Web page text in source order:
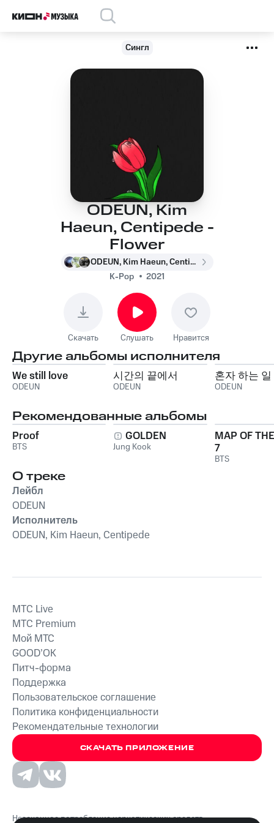
Сингл
ODEUN, Kim
Haeun, Centipede -
Flower
ODEUN, Kim Haeun, Centipede
K-Pop
2021
Скачать Слушать Нравится
Другие альбомы исполнителя
We still love
ODEUN
시간의 끝에서
ODEUN
혼자 하는 일
ODEUN
Рекомендованные альбомы
Proof
BTS
GOLDEN
Jung Kook
MAP OF
7
BTS
О треке
Лейбл
ODEUN
Исполнитель
ODEUN, Kim Haeun, Centipede
СКАЧАТЬ ПРИЛОЖЕНИЕ
MTС Live
MTС Premium
Мой МТС
GOOD’OK
Питч-форма
Поддержка
Пользовательское соглашение
Политика конфиденциальности
Рекомендательные технологии
Незаконное потребление наркотических средств,